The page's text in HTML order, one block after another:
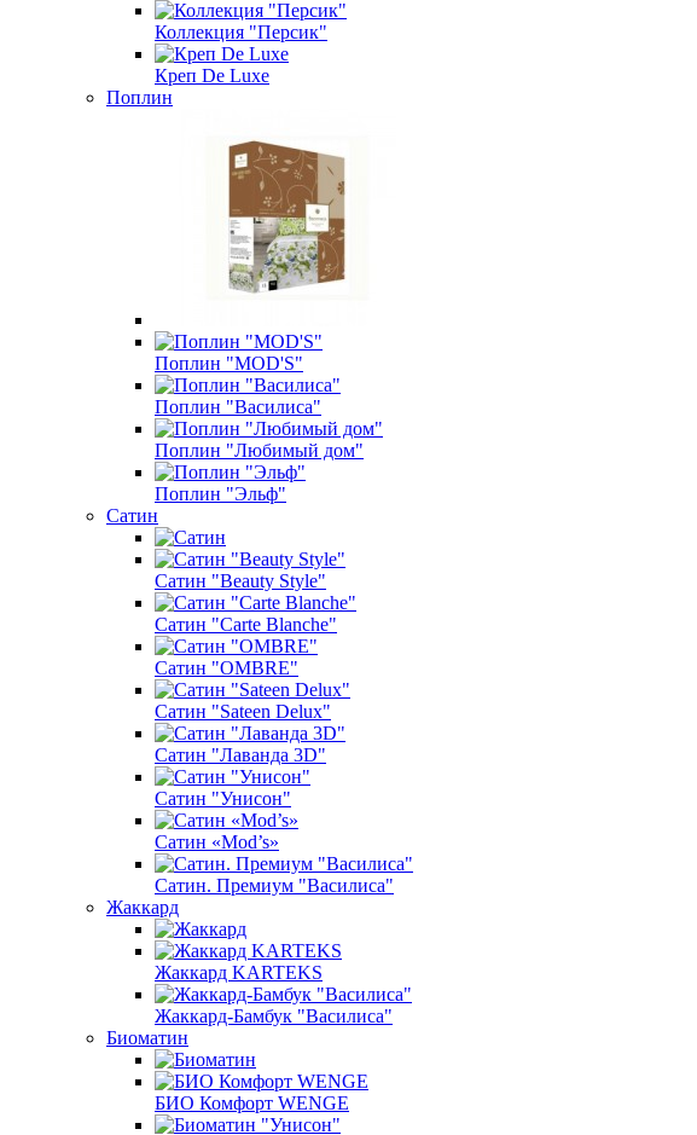
Коллекция "Персик"
Креп De Luxe
Поплин
Поплин "MOD'S"
Поплин "Василиса"
Поплин "Любимый дом"
Поплин "Эльф"
Сатин
Сатин "Beauty Style"
Сатин "Carte Blanche"
Сатин "OMBRE"
Сатин "Sateen Delux"
Сатин "Лаванда 3D"
Сатин "Унисон"
Сатин «Mod’s»
Сатин. Премиум "Василиса"
Жаккард
Жаккард KARTEKS
Жаккард-Бамбук "Василиса"
Биоматин
БИО Комфорт WENGE